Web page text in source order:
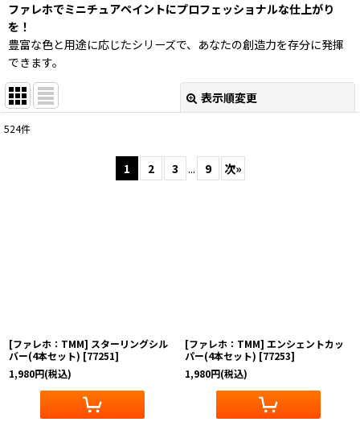
ファレホでミニチュアペイントにプロフェッショナルな仕上がり
を！
豊富な色と用途に応じたシリーズで、あなたの創造力を存分に発揮
できます。
表示順変更
524件
1 2 3 ... 9 次»
[ファレホ：TMM] スターリングシル
バー(4本セット) [77251]
1,980円(税込)
[ファレホ：TMM] エンシェントカッ
パー(4本セット) [77253]
1,980円(税込)